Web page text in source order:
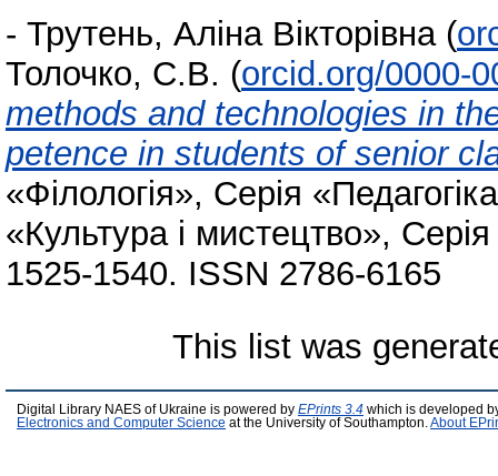
- Трутень, Аліна Вікторівна (
Толочко, С.В. (orcid.org/0000-
methods and technologies in
petence in students of senior
«Філологія», Серія
«Культура і мистецтво»,
1525-1540. ISSN 2786-6165
This list was
Digital Library NAES of Ukraine is powered by EPrints 3.4 which is developed
Electronics and Computer Science at the University of Southampton. About